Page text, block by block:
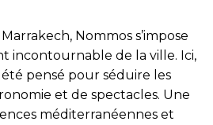
Nommos s’impose
incontournable de la ville. Ici,
pensé pour séduire les
et de spectacles. Une
méditerranéennes et